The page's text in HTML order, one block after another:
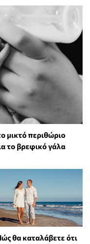
μικτό περιθώριο
το βρεφικό γάλα
θα καταλάβετε ότι